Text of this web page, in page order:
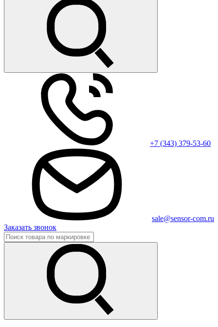
+7 (343) 379-53-60
sale@sensor-com.ru
Заказать звонок